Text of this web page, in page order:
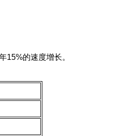
15%的速度增长。